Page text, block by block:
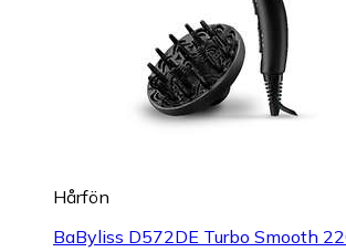
Hårfön
BaByliss D572DE Turbo Smooth